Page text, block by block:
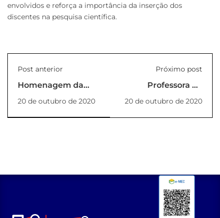
envolvidos e reforça a importância da inserção dos
discentes na pesquisa científica.
Post anterior
Homenagem da
Fundação Paulista
aos verdadeiros
HERÓIS deste país
20 de outubro de 2020
Próximo post
Professora da
UNESP de Botucatu
participa de
atividade no Curso
20 de outubro de 2020